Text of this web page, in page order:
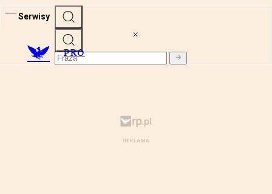
Serwisy
PRO